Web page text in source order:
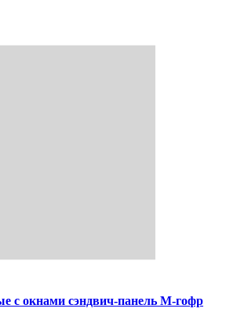
с окнами сэндвич-панель M-гофр